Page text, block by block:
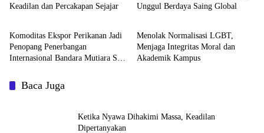
Keadilan dan Percakapan Sejajar
Unggul Berdaya Saing Global
Opini
Komoditas Ekspor Perikanan Jadi
Penopang Penerbangan
Internasional Bandara Mutiara Sis
Opini
Menolak Normalisasi LGBT,
Menjaga Integritas Moral dan
Akademik Kampus
Baca Juga
Ketika Nyawa Dihakimi Massa, Keadilan
Dipertanyakan